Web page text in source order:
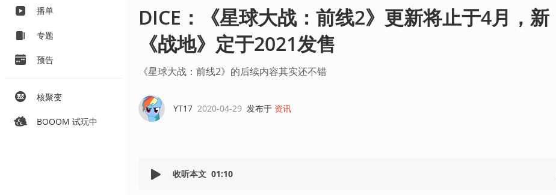
播单
专题
预告
核聚变
BOOOM 试玩中
DICE：《星球大战：前线2》更新将止于4月，新
《战地》定于2021发售
《星球大战：前线2》的后续内容其实还不错
YT17 2020-04-29 发布于 资讯
收听本文 01:10